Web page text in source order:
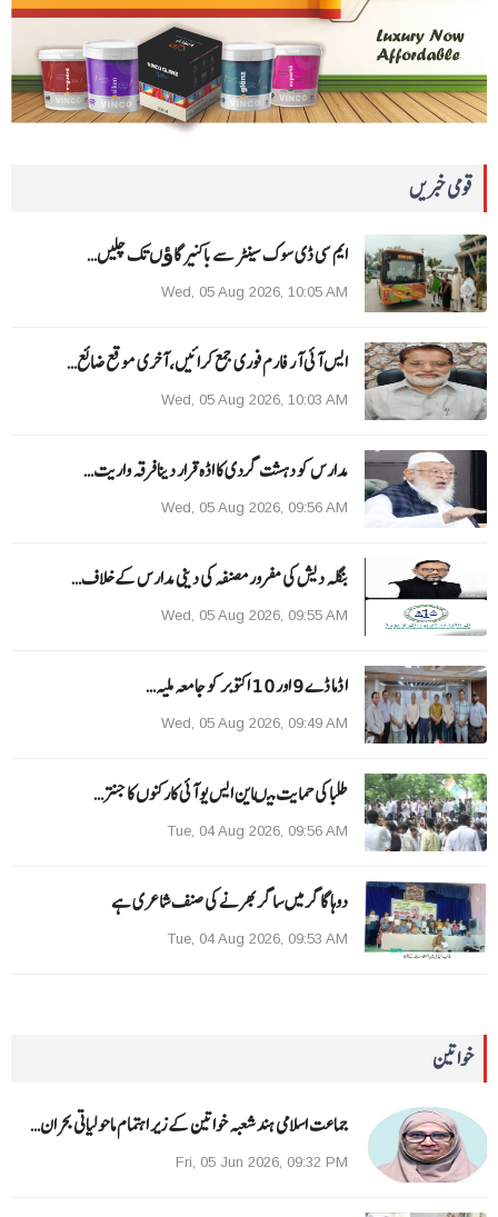
قومی خبریں
ایم سی ڈی سوک سینٹر سے باکنیر گاﺅں تک چلیں…
Wed, 05 Aug 2026, 10:05 AM
ایس آئی آر فارم فوری جمع کرائیں، آخری موقع ضائع…
Wed, 05 Aug 2026, 10:03 AM
مدارس کو دہشت گردی کا اڈہ قرار دینا فرقہ واریت…
Wed, 05 Aug 2026, 09:56 AM
بنگلہ دیش کی مفرور مصنفہ کی دینی مدارس کے خلاف…
Wed, 05 Aug 2026, 09:55 AM
ا ڈما ڈے 9 اور 10 اکتوبر کو جامعہ ملیہ…
Wed, 05 Aug 2026, 09:49 AM
طلبا کی حمایت میںاین ایس یو آئی کارکنوں کا جنتر…
Tue, 04 Aug 2026, 09:56 AM
دوہا گاگر میں ساگر بھرنے کی صنف شاعری ہے
Tue, 04 Aug 2026, 09:53 AM
خواتین
جماعت اسلامی ہند شعبہ خواتین کے زیر اہتمام ماحولیاتی بحران…
Fri, 05 Jun 2026, 09:32 PM